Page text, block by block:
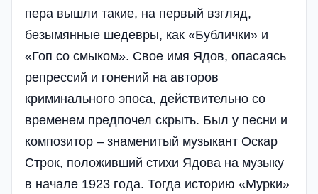
пера вышли такие, на первый взгляд,
безымянные шедевры, как «Бублички» и
«Гоп со смыком». Свое имя Ядов, опасаясь
репрессий и гонений на авторов
криминального эпоса, действительно со
временем предпочел скрыть. Был у песни и
композитор – знаменитый музыкант Оскар
Строк, положивший стихи Ядова на музыку
в начале 1923 года. Тогда историю «Мурки»